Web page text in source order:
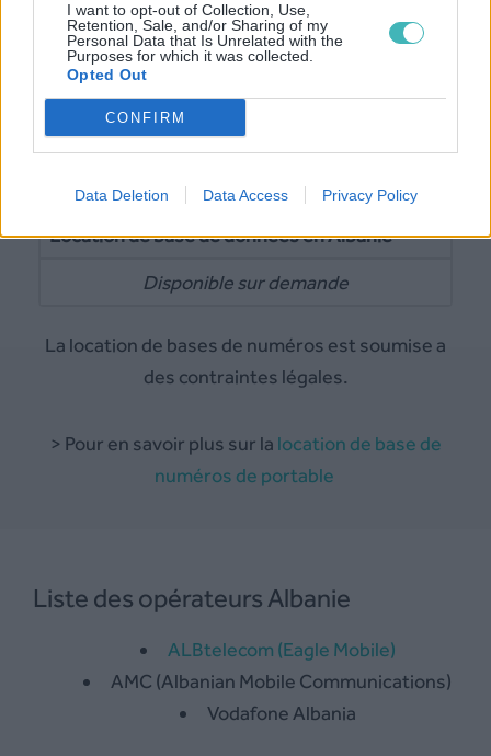
I want to opt-out of Collection, Use,
Retention, Sale, and/or Sharing of my
Personal Data that Is Unrelated with the
Purposes for which it was collected.
Opted Out
CONFIRM
Data Deletion Data Access Privacy Policy
Vérification HLR (Albanie)
0.005 €/SMS
Pour plus de détail,tarifs SMS
Location de base de données en Albanie
Disponible sur demande
La location de bases de numéros est soumise a
des contraintes légales.
> Pour en savoir plus sur la location de base de
numéros de portable
Liste des opérateurs Albanie
ALBtelecom (Eagle Mobile)
AMC (Albanian Mobile Communications)
Vodafone Albania